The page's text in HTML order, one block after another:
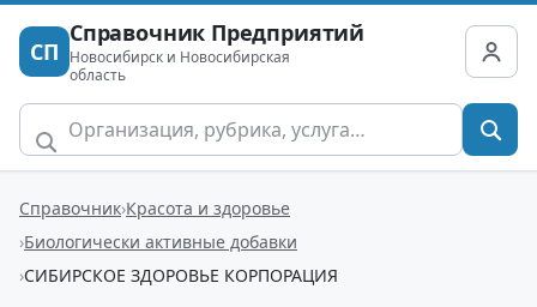
СП
Справочник Предприятий
Новосибирск и Новосибирская
область
Справочник Красота и здоровье
Биологически активные добавки
СИБИРСКОЕ ЗДОРОВЬЕ КОРПОРАЦИЯ